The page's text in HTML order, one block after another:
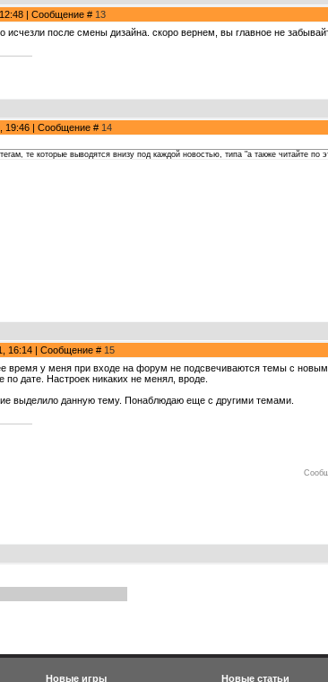
| Сообщение # 13
исчезли после смены дизайна. скоро вернем, вы главное не
19:46 | Сообщение # 14
те которые выводятся внизу под каждой новостью, типа "а также читайте по
16:14 | Сообщение # 15
время у меня при входе на форум не подсвечиваются темы с
дате. Настроек никаких не менял, вроде.
выделило данную тему. Понаблюдаю еще с другими темами.
Новые игры Новые статьи